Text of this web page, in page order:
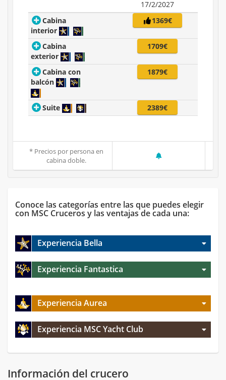
17/2/2027
Cabina
interior
1369€
Cabina
exterior
1709€
Cabina con
balcón
1879€
Suite 2389€
* Precios por persona en
cabina doble.
Conoce las categorías entre las que puedes elegir
con MSC Cruceros y las ventajas de cada una:
Experiencia Bella
Experiencia Fantastica
Experiencia Aurea
Experiencia MSC Yacht Club
Información del crucero